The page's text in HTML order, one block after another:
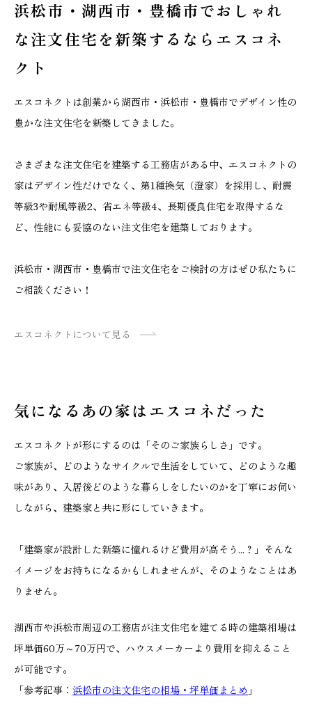
浜松市・湖西市・豊橋市でおしゃれ
な注文住宅を新築するならエスコネ
クト
エスコネクトは創業から湖西市・浜松市・豊橋市でデザイン性の
豊かな注文住宅を新築してきました。
さまざまな注文住宅を建築する工務店がある中、エスコネクトの
家はデザイン性だけでなく、第1種換気（澄家）を採用し、耐震
等級3や耐風等級2、省エネ等級4、長期優良住宅を取得するな
ど、性能にも妥協のない注文住宅を建築しております。
浜松市・湖西市・豊橋市で注文住宅をご検討の方はぜひ私たちに
ご相談ください！
エスコネクトについて見る
気になるあの家はエスコネだった
エスコネクトが形にするのは「そのご家族らしさ」です。
ご家族が、どのようなサイクルで生活をしていて、どのような趣
味があり、入居後どのような暮らしをしたいのかを丁寧にお伺い
しながら、建築家と共に形にしていきます。
「建築家が設計した新築に憧れるけど費用が高そう...？」そんな
イメージをお持ちになるかもしれませんが、そのようなことはあ
りません。
湖西市や浜松市周辺の工務店が注文住宅を建てる時の建築相場は
坪単価60万～70万円で、ハウスメーカーより費用を抑えること
が可能です。
「参考記事： 浜松市の注文住宅の相場・坪単価まとめ 」